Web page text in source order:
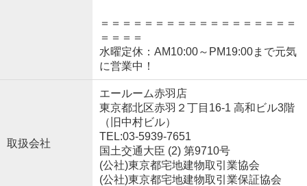
＝＝＝＝＝＝＝＝＝＝＝＝＝＝＝＝＝＝
＝＝＝＝
水曜定休：AM10:00～PM19:00まで元気
に営業中！
取扱会社
エールーム赤羽店
東京都北区赤羽２丁目16-1 高和ビル3階
（旧中村ビル）
TEL:03-5939-7651
国土交通大臣 (2) 第9710号
(公社)東京都宅地建物取引業協会
(公社)東京都宅地建物取引業保証協会